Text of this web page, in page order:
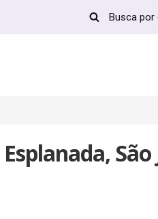
São